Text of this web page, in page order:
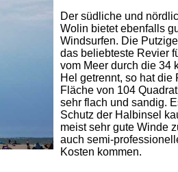
Der südliche und
Wolin bietet ebenfalls
Windsurfen. Die
das beliebteste Revier
vom Meer durch die 34
Hel getrennt, so hat die
Fläche von 104
sehr flach und sandig.
Schutz der Halbinsel
meist sehr gute Winde
auch semi-
Kosten kommen.